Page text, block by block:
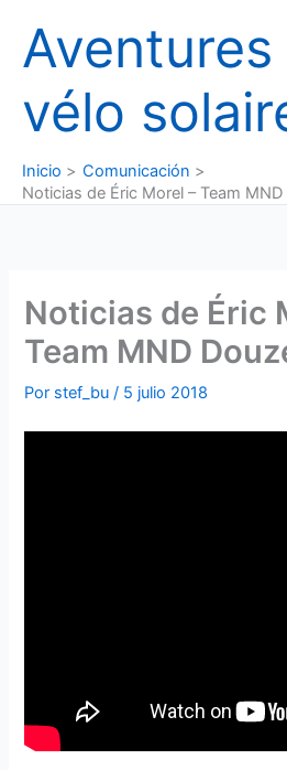
contenido
Aventures
vélo
Inicio
Comunicación
Noticias de Éric Morel – Team
Noticias de Éric
Team MND
Por stef_bu/ 5 julio 2018